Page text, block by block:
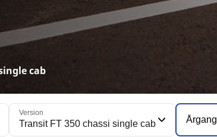
cab
Version
Transit FT 350 chassi single cab Årgang